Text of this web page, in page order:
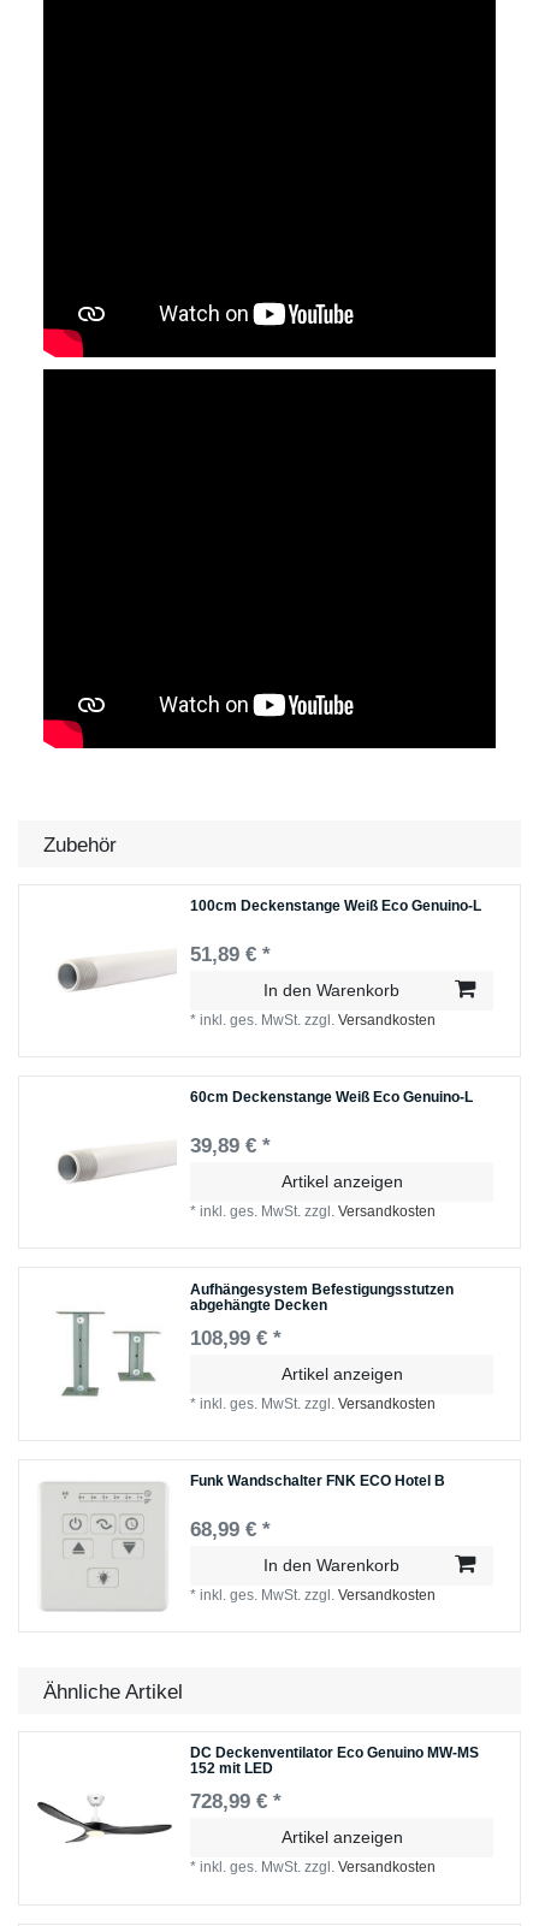
Zubehör
100cm Deckenstange Weiß Eco Genuino-L
51,89 € *
In den Warenkorb
*inkl. ges. MwSt. zzgl.Versandkosten
60cm Deckenstange Weiß Eco Genuino-L
39,89 € *
Artikel anzeigen
*inkl. ges. MwSt. zzgl.Versandkosten
Aufhängesystem Befestigungsstutzen
abgehängte Decken
108,99 € *
Artikel anzeigen
*inkl. ges. MwSt. zzgl.Versandkosten
Funk Wandschalter FNK ECO Hotel B
68,99 € *
In den Warenkorb
*inkl. ges. MwSt. zzgl.Versandkosten
Ähnliche Artikel
DC Deckenventilator Eco Genuino MW-MS
152 mit LED
728,99 € *
Artikel anzeigen
*inkl. ges. MwSt. zzgl.Versandkosten